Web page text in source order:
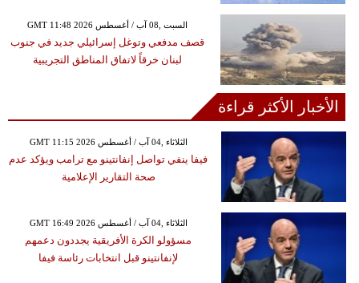
GMT 11:48 2026 السبت ,08 آب / أغسطس
قصف مدفعي وتوغل إسرائيلي جديد في جنوب
لبنان خرقاً لاتفاق المناطق التجريبية
الأخبار الأكثر قراءة
GMT 11:15 2026 الثلاثاء ,04 آب / أغسطس
فيفا ينفي تواصل إنفانتينو مع ترامب ويؤكد عدم
صحة التقارير الإعلامية
GMT 16:49 2026 الثلاثاء ,04 آب / أغسطس
مسؤولو الكرة الأفريقية يجددون دعمهم
لإنفانتينو قبل انتخابات رئاسة فيفا